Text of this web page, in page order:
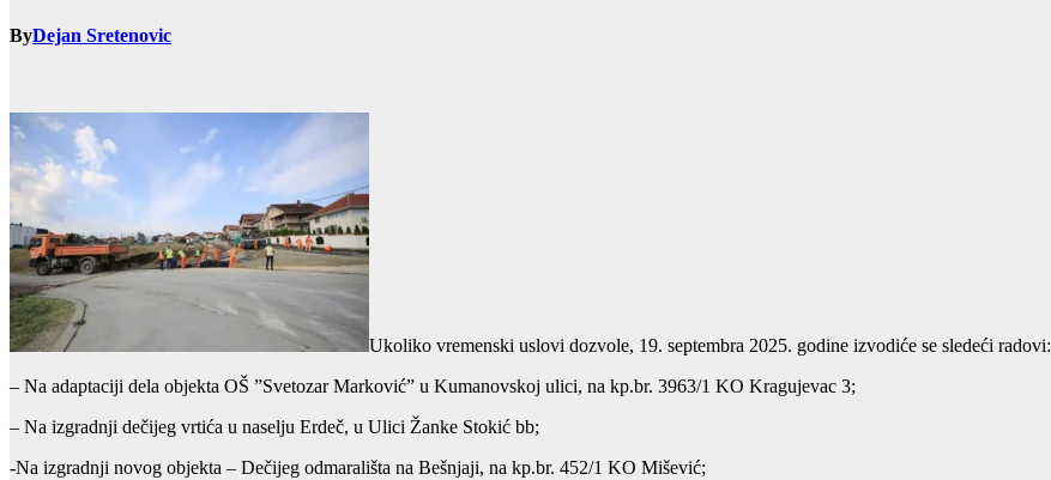
ByDejan Sretenovic
Ukoliko vremenski uslovi dozvole, 19. septembra 2025. godine izvodiće se sledeći radovi:
– Na adaptaciji dela objekta OŠ ”Svetozar Marković” u Kumanovskoj ulici, na kp.br. 3963/1 KO Kragujevac 3;
– Na izgradnji dečijeg vrtića u naselju Erdeč, u Ulici Žanke Stokić bb;
-Na izgradnji novog objekta – Dečijeg odmarališta na Bešnjaji, na kp.br. 452/1 KO Mišević;